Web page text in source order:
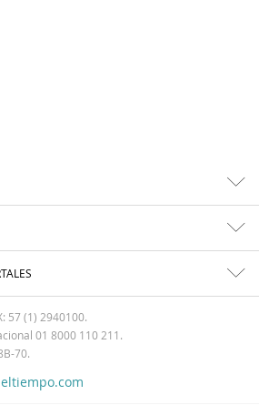
57 (1) 2940100.
01 8000 110 211.
70.